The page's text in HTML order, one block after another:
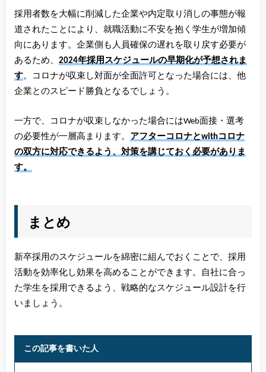
採用者数を大幅に削減した企業や内定取り消しの事態が報
道されたことにより、就職活動に不安を抱く学生が増加傾
向にあります。企業側も人員確保の遅れを取り戻す必要が
あるため、 2024年採用スケジュールの早期化が予想されま
す。コロナが収束し対面が全面許可となった場合には、他
企業とのスピード勝負となるでしょう。
一方で、コロナが収束しなかった場合にはWeb面接・選考
の必要性が一層高まります。 アフターコロナとwithコロナ
の双方に対応できるよう、対策を講じておく必要がありま
す。
まとめ
新卒採用のスケジュールを綿密に組んでおくことで、採用
活動を効率化し効果を高めることができます。自社に合っ
た学生を採用できるよう、戦略的なスケジュール設計を行
いましょう。
この記事を書いた人